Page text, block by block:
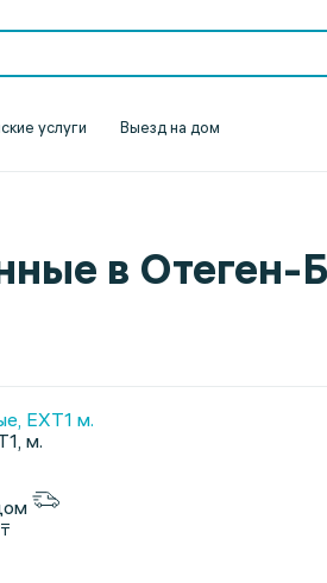
услуги Выезд на дом
в Отеген-
EXT1 м.
м.